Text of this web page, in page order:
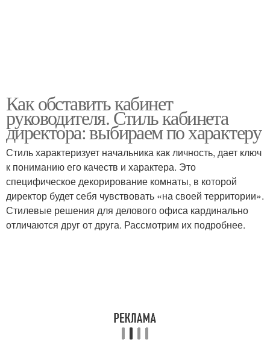
Как обставить кабинет
руководителя. Стиль кабинета
директора: выбираем по характеру
Стиль характеризует начальника как личность, дает ключ
к пониманию его качеств и характера. Это
специфическое декорирование комнаты, в которой
директор будет себя чувствовать «на своей территории».
Стилевые решения для делового офиса кардинально
отличаются друг от друга. Рассмотрим их подробнее.